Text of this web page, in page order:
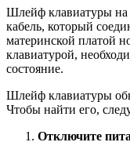
Шлейф клавиатуры на
кабель, который
материнской платой
клавиатурой,
состояние.
Шлейф клавиатуры
Чтобы найти его,
Отключите